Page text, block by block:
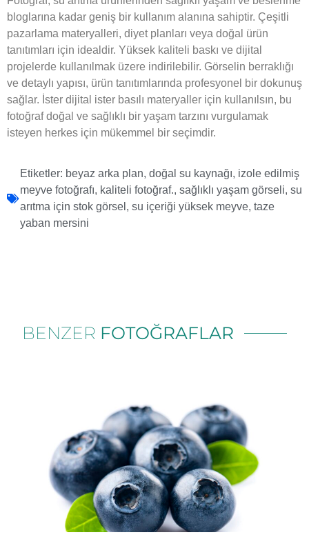
bloglarına kadar geniş bir kullanım alanına sahiptir. Çeşitli
pazarlama materyalleri, diyet planları veya doğal ürün
tanıtımları için idealdir. Yüksek kaliteli baskı ve dijital
projelerde kullanılmak üzere indirilebilir. Görselin berraklığı
ve detaylı yapısı, ürün tanıtımlarında profesyonel bir dokunuş
sağlar. İster dijital ister basılı materyaller için kullanılsın, bu
fotoğraf doğal ve sağlıklı bir yaşam tarzını vurgulamak
isteyen herkes için mükemmel bir seçimdir.
Etiketler: beyaz arka plan, doğal su kaynağı, izole edilmiş
meyve fotoğrafı, kaliteli fotoğraf., sağlıklı yaşam görseli, su
arıtma için stok görsel , su içeriği yüksek meyve, taze
yaban mersini
BENZER FOTOĞRAFLAR